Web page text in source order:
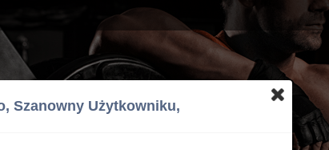
Szanowny Użytkowniku,